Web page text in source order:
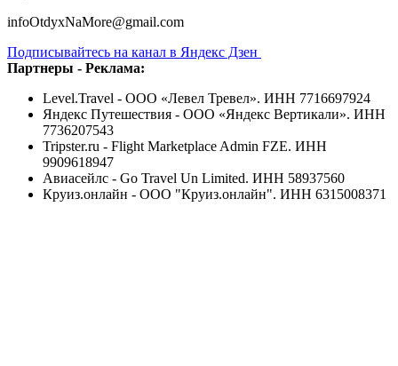
infoOtdyxNaMore@gmail.com
Подписывайтесь на канал в Яндекс Дзен
Партнеры - Реклама:
Level.Travel - ООО «Левел Тревел». ИНН 7716697924
Яндекс Путешествия - ООО «Яндекс Вертикали». ИНН
7736207543
Tripster.ru - Flight Marketplace Admin FZE. ИНН
9909618947
Авиасейлс - Go Travel Un Limited. ИНН 58937560
Круиз.онлайн - ООО "Круиз.онлайн". ИНН 6315008371